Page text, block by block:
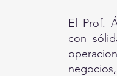
El Prof.
con